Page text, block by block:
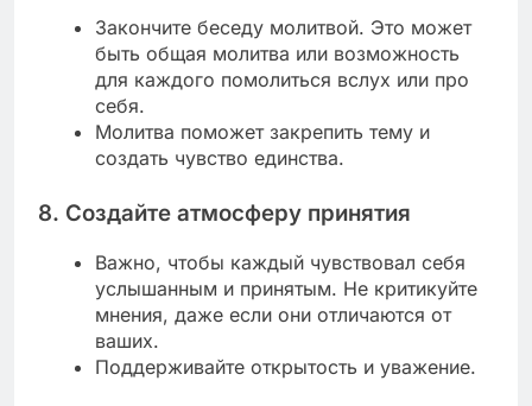
Закончите беседу молитвой. Это может
быть общая молитва или возможность
для каждого помолиться вслух или про
себя.
Молитва поможет закрепить тему и
создать чувство единства.
8. Создайте атмосферу принятия
Важно, чтобы каждый чувствовал себя
услышанным и принятым. Не критикуйте
мнения, даже если они отличаются от
ваших.
Поддерживайте открытость и уважение.